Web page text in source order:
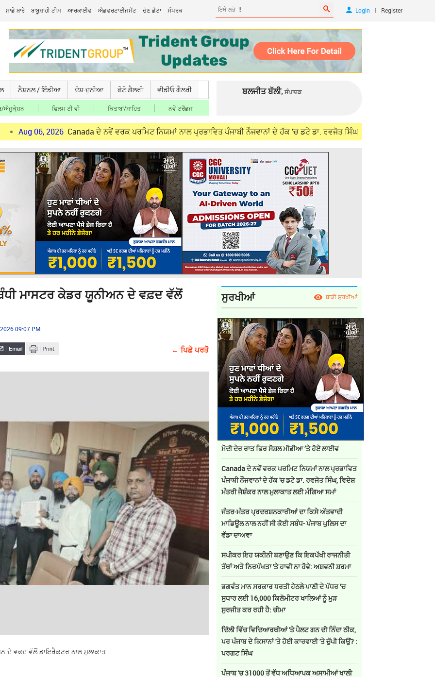
ਸਾਡੇ ਬਾਰੇ ਬਾਬੂਸ਼ਾਹੀ ਟੀਮ ਆਰਕਾਈਵ ਐਡਵਰਟਾਈਜਮੈਂਟ ਚੋਣ ਡੈਟਾ ਸੰਪਰਕ Login | Register
ਨੈਸ਼ਨਲ / ਇੰਡੀਆ ਦੇਸ਼-ਦੁਨੀਆ ਫੋਟੋ ਗੈਲਰੀ ਵੀਡੀਓ ਗੈਲਰੀ
ਐਜੂਕੇ਼ਸ਼ਨ ਫਿਲਮ-ਟੀ ਵੀ ਕਿਤਾਬਾਂ/ਸਾਹਿਤ ਨਵੇਂ ਟਰੈਂਡਜ
ਬਲਜੀਤ ਬੱਲੀ, ਸੰਪਾਦਕ
2026 Canada ਦੇ ਨਵੇਂ ਵਰਕ ਪਰਮਿਟ ਨਿਯਮਾਂ ਨਾਲ ਪ੍ਰਭਾਵਿਤ ਪੰਜਾਬੀ ਨੌਜਵਾਨਾਂ ਦੇ ਹੱਕ 'ਚ ਡਟੇ ਡਾ. ਰਵਜੋਤ ਸਿੰਘ, ਵਿਦੇਸ਼ ਮੰਤਰੀ ਜੈਸ਼ੰਕਰ ਨਾਲ ਮੁਲਾਕਾਤ
ਮਾਸਟਰ ਕੇਡਰ ਯੂਨੀਅਨ ਦੇ ਵਫ਼ਦ ਵੱਲੋਂ
09:07 PM
← ਪਿਛੇ ਪਰਤੋ
ਦੇ ਵਫ਼ਦ ਵੱਲੋਂ ਡਾਇਰੈਕਟਰ ਨਾਲ ਮੁਲਾਕਾਤ
ਸੁਰਖੀਆਂ ਬਾਕੀ ਸੁਰਖੀਆਂ
ਮੋਦੀ ਦੇਰ ਰਾਤ ਫਿਰ ਸੋਸ਼ਲ ਮੀਡੀਆ ’ਤੇ ਹੋਏ ਲਾਈਵ
Canada ਦੇ ਨਵੇਂ ਵਰਕ ਪਰਮਿਟ ਨਿਯਮਾਂ ਨਾਲ ਪ੍ਰਭਾਵਿਤ
ਪੰਜਾਬੀ ਨੌਜਵਾਨਾਂ ਦੇ ਹੱਕ 'ਚ ਡਟੇ ਡਾ. ਰਵਜੋਤ ਸਿੰਘ, ਵਿਦੇਸ਼
ਮੰਤਰੀ ਜੈਸ਼ੰਕਰ ਨਾਲ ਮੁਲਾਕਾਤ ਲਈ ਮੰਗਿਆ ਸਮਾਂ
ਜੰਤਰ-ਮੰਤਰ ਪ੍ਰਦਰਸ਼ਨਕਾਰੀਆਂ ਦਾ ਕਿਸੇ ਅੱਤਵਾਦੀ
ਮਾਡਿਊਲ ਨਾਲ ਨਹੀਂ ਸੀ ਕੋਈ ਸਬੰਧ- ਪੰਜਾਬ ਪੁਲਿਸ ਦਾ
ਵੱਡਾ ਦਾਅਵਾ
ਸਪੀਕਰ ਇਹ ਯਕੀਨੀ ਬਣਾਉਣ ਕਿ ਇਕਪੱਖੀ ਰਾਜਨੀਤੀ
ਤੱਥਾਂ ਅਤੇ ਨਿਰਪੱਖਤਾ 'ਤੇ ਹਾਵੀ ਨਾ ਹੋਵੇ: ਅਸ਼ਵਨੀ ਸ਼ਰਮਾ
ਭਗਵੰਤ ਮਾਨ ਸਰਕਾਰ ਧਰਤੀ ਹੇਠਲੇ ਪਾਣੀ ਦੇ ਪੱਧਰ ‘ਚ
ਸੁਧਾਰ ਲਈ 16,000 ਕਿਲੋਮੀਟਰ ਖਾਲਿਆਂ ਨੂੰ ਮੁੜ
ਸੁਰਜੀਤ ਕਰ ਰਹੀ ਹੈ: ਚੀਮਾ
ਦਿੱਲੀ ਵਿੱਚ ਵਿਦਿਆਰਥੀਆਂ 'ਤੇ ਪੈਲਟ ਗਨ ਦੀ ਨਿੰਦਾ ਠੀਕ,
ਪਰ ਪੰਜਾਬ ਦੇ ਕਿਸਾਨਾਂ 'ਤੇ ਹੋਈ ਕਾਰਵਾਈ 'ਤੇ ਚੁੱਪੀ ਕਿਉਂ? :
ਪਰਗਟ ਸਿੰਘ
ਪੰਜਾਬ 'ਚ 31000 ਤੋਂ ਵੱਧ ਅਧਿਆਪਕ ਅਸਾਮੀਆਂ ਖਾਲੀ